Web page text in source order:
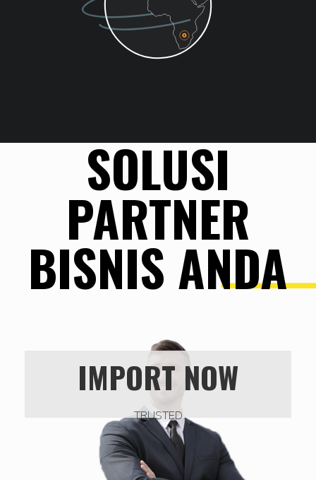
SOLUSI
PARTNER
BISNIS ANDA
IMPORT NOW
TRUSTED